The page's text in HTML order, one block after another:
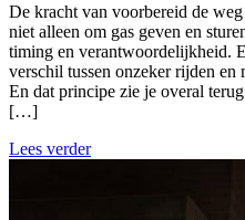
De kracht van voorbereid de
niet alleen om gas geven en
timing en verantwoordelijkheid.
verschil tussen onzeker rijden
En dat principe zie je overal
[…]
Lees verder